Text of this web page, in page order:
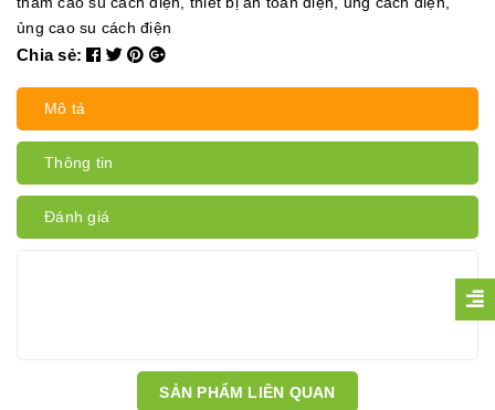
ủng cao su cách điện
Chia sẻ:
Mô tả
Thông tin
Đánh giá
SẢN PHẨM LIÊN QUAN